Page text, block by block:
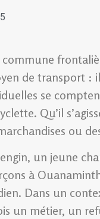
de transport
se
Qu’il
ou
un jeune
à
Dans un
un métier, un